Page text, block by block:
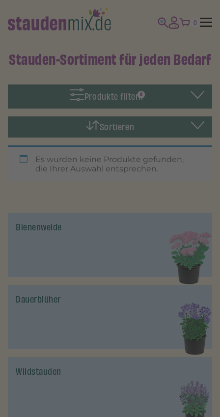
0
Stauden-Sortiment für jeden Bedarf
Produkte filtern
0
Sortieren
Es wurden keine Produkte gefunden,
die Ihrer Auswahl entsprechen.
Bienenweide
Dauerblüher
Wildstauden